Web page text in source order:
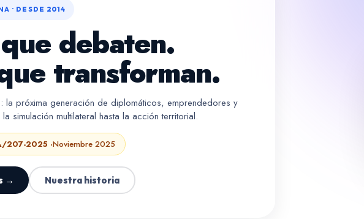
· DESDE 2014
debaten.
transforman.
la próxima generación de diplomáticos, emprendedores y
simulación multilateral hasta la acción territorial.
207-2025 ·Noviembre 2025
→ Nuestra historia